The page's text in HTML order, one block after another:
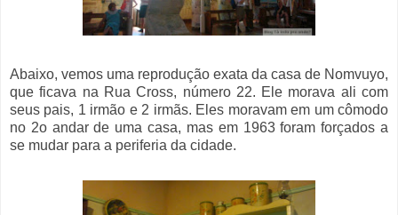
Abaixo, vemos uma reprodução exata da casa de Nomvuyo,
que ficava na Rua Cross, número 22. Ele morava ali com
seus pais, 1 irmão e 2 irmãs. Eles moravam em um cômodo
no 2o andar de uma casa, mas em 1963 foram forçados a
se mudar para a periferia da cidade.